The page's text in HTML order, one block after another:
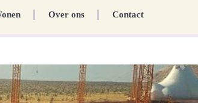
Over ons Contact